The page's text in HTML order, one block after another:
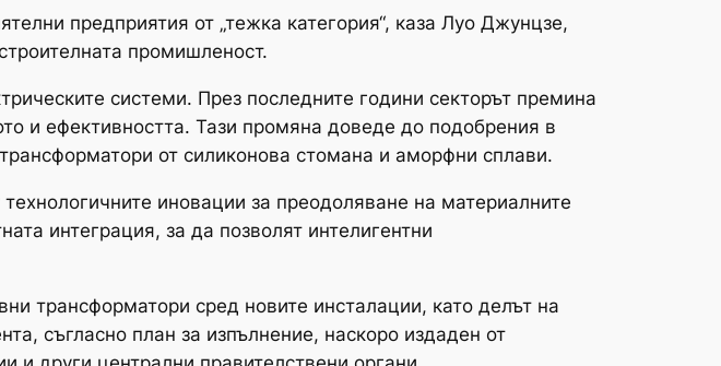
предприятия от „тежка категория“, каза Луо Джунцзе,
промишленост.
системи. През последните години секторът премина
и ефективността. Тази промяна доведе до подобрения в
от силиконова стомана и аморфни сплави.
иновации за преодоляване на материалните
интеграция, за да позволят интелигентни
трансформатори сред новите инсталации, като делът на
съгласно план за изпълнение, наскоро издаден от